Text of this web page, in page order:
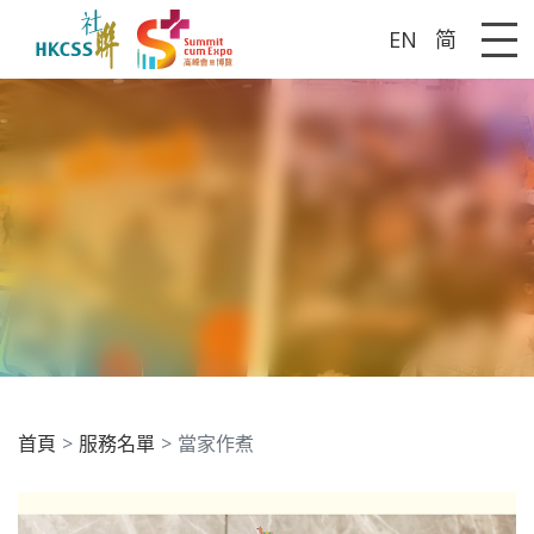
EN 简
首頁 服務名單 當家作煮